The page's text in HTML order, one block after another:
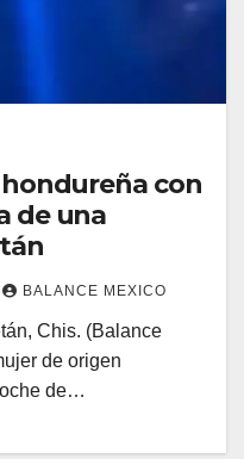
hondureña con
de una
BALANCE MEXICO
Chis. (Balance
de origen
de…